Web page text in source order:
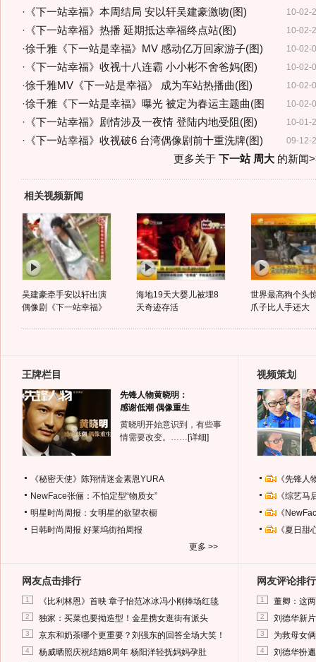
10-02-
· 《下一站幸福》本周结局 安以轩吴建豪激吻(图)
10-02-
· 《下一站幸福》热播 延期抵达幸福终点站(图)
10-02-
·徐千雅《下一站是幸福》MV 感动亿万回家游子(图)
10-02-
· 《下一站幸福》收视十八连霸 小小彬不舍爸妈(图)
10-02-
·徐千雅MV《下一站是幸福》 成为车站热播曲(图)
10-02-
·徐千雅《下一站是幸福》曝光 被定为春运主题曲(图
10-01-
· 《下一站幸福》剧情涉及一夜情 登陆内地受阻(图)
09-12-
· 《下一站幸福》收视破6 台湾偶像剧前十重洗牌(图)
更多关于 下一站 周大的新闻
相关视频新闻
吴建豪牵手安以轩出演
偶像剧《下一站幸福》
海地19天大婴儿被埋8
天奇迹存活
世界最高狗个头
爪子比人手还大
王牌栏目
先锋人物黄晓明：
感谢低潮 偶像重生
黄晓明开始意识到，有些事
情需要改变。…… [详细]
《秘密天使》陈翔情迷金素恩YURA
NewFace张俪：不怕定型“物质女”
明星时尚周报：女明星的欲望衣橱
日韩时尚周报 好莱坞街拍周报
更多 >>
视频策划
《先锋
《综艺
《
《夏日
网友点击排行
1 《比利林恩》首映 章子怡范冰冰冯小刚捧场红毯
2 独家：买菜也要拗造型！金星携女逛街有派头
3 京东和奶茶哪个更重要？刘强东的回答全场大笑！
4 杨威晒照庆祝结婚8周年 杨阳洋轻抚妈妈孕肚
网友评论排行
1 董卿：这
2 刘德华新
3 为救母女
4 刘德华扮